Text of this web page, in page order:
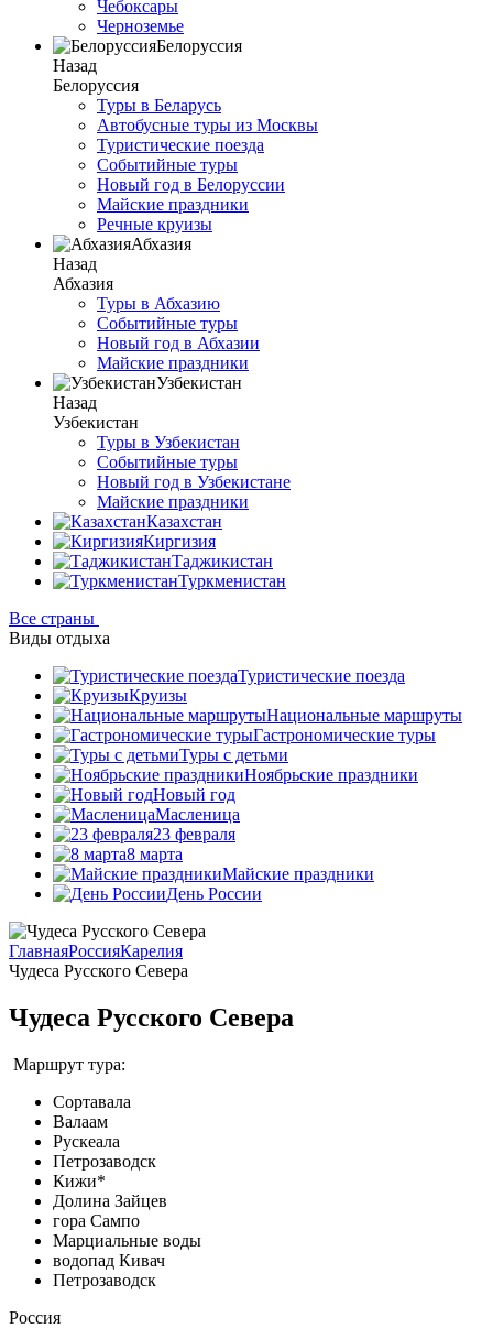
Чебоксары
Черноземье
Белоруссия
Назад
Белоруссия
Туры в Беларусь
Автобусные туры из Москвы
Туристические поезда
Событийные туры
Новый год в Белоруссии
Майские праздники
Речные круизы
Абхазия
Назад
Абхазия
Туры в Абхазию
Событийные туры
Новый год в Абхазии
Майские праздники
Узбекистан
Назад
Узбекистан
Туры в Узбекистан
Событийные туры
Новый год в Узбекистане
Майские праздники
Казахстан
Киргизия
Таджикистан
Туркменистан
Все страны
Виды отдыха
Туристические поезда
Круизы
Национальные маршруты
Гастрономические туры
Туры с детьми
Ноябрьские праздники
Новый год
Масленица
23 февраля
8 марта
Майские праздники
День России
ГлавнаяРоссияКарелия
Чудеса Русского Севера
Чудеса Русского Севера
Маршрут тура:
Сортавала
Валаам
Рускеала
Петрозаводск
Кижи*
Долина Зайцев
гора Сампо
Марциальные воды
водопад Кивач
Петрозаводск
Россия